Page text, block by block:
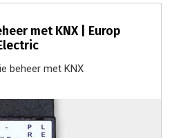
met KNX | Europ
beheer met KNX